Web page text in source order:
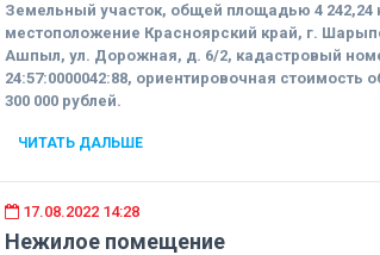
Земельный участок, общей площадью 4 242,24
местоположение Красноярский край, г.
Ашпыл, ул. Дорожная, д. 6/2, кадастровый
24:57:0000042:88, ориентировочная стоимость
300 000 рублей.
ЧИТАТЬ ДАЛЬШЕ
17.08.2022 14:28
Нежилое помещение